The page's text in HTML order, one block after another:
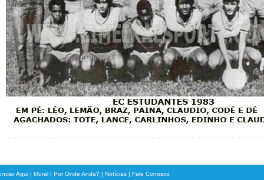
Aqui | Mural | Por Onde Anda? | Notícias | Fale Conosco